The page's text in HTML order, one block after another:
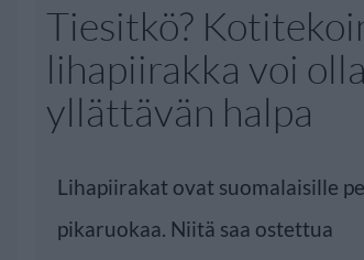
Tiesitkö?
lihapiirakka voi olla
yllättävän halpa
Lihapiirakat ovat suomalaisille
pikaruokaa. Niitä saa ostettua